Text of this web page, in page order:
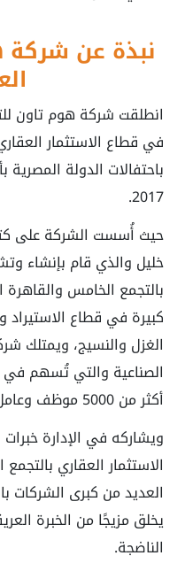
نبذة عن شركة
انطلقت شركة هوم تاون
في قطاع الاستثمار
باحتفالات الدولة
2017.
حيث أُسست الشركة على
بالتجمع الخامس والقاهرة
كبيرة في قطاع الاستيراد
الغزل والنسيج، ويمتلك
الصناعية والتي تُسهم
أكثر من 5000 موظف وعامل.
ويشاركه في الإدارة
الاستثمار العقاري
العديد من كبرى الشركات
يخلق مزيجًا من الخبرة
الناضجة.